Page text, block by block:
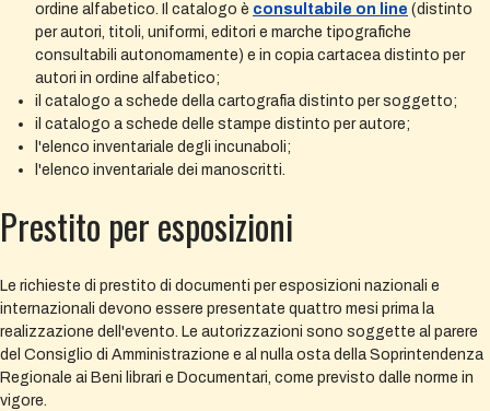
ordine alfabetico. Il catalogo è consultabile on line (distinto
per autori, titoli, uniformi, editori e marche tipografiche
consultabili autonomamente) e in copia cartacea distinto per
autori in ordine alfabetico;
il catalogo a schede della cartografia distinto per soggetto;
il catalogo a schede delle stampe distinto per autore;
l'elenco inventariale degli incunaboli;
l'elenco inventariale dei manoscritti.
Prestito per esposizioni
Le richieste di prestito di documenti per esposizioni nazionali e
internazionali devono essere presentate quattro mesi prima la
realizzazione dell'evento. Le autorizzazioni sono soggette al parere
del Consiglio di Amministrazione e al nulla osta della Soprintendenza
Regionale ai Beni librari e Documentari, come previsto dalle norme in
vigore.